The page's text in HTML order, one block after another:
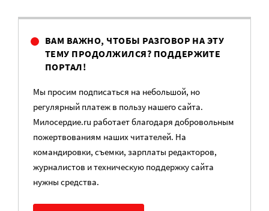
ВАМ ВАЖНО, ЧТОБЫ РАЗГОВОР НА ЭТУ
ТЕМУ ПРОДОЛЖИЛСЯ? ПОДДЕРЖИТЕ
ПОРТАЛ!
Мы просим подписаться на небольшой, но
регулярный платеж в пользу нашего сайта.
Милосердие.ru работает благодаря добровольным
пожертвованиям наших читателей. На
командировки, съемки, зарплаты редакторов,
журналистов и техническую поддержку сайта
нужны средства.